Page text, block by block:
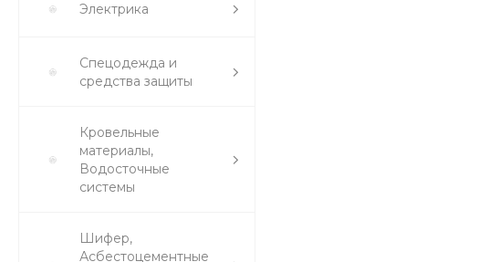
Электрика
Спецодежда и
средства защиты
Кровельные
материалы,
Водосточные
системы
Шифер,
Асбестоцементные